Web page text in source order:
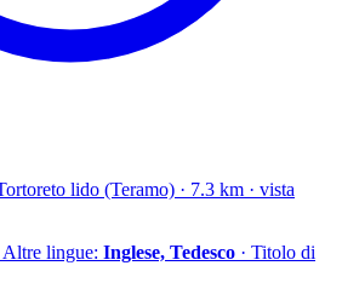
lido (Teramo) · 7.3 km · vista
Altre lingue: Inglese, Tedesco · Titolo di